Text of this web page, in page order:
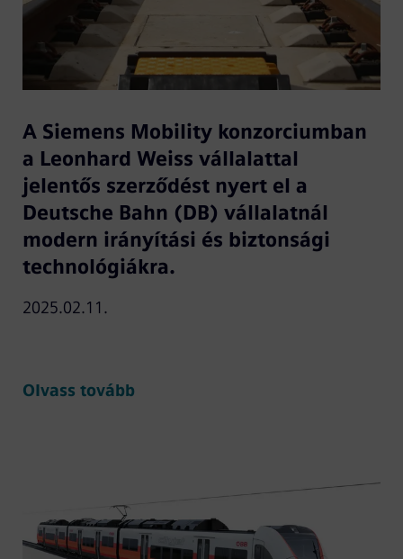
A Siemens Mobility konzorciumban
a Leonhard Weiss vállalattal
jelentős szerződést nyert el a
Deutsche Bahn (DB) vállalatnál
modern irányítási és biztonsági
technológiákra.
2025.02.11.
Olvass tovább